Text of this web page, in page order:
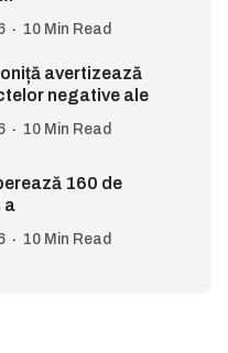
10 Min Read
avertizează
negative ale
10 Min Read
160 de
a
10 Min Read